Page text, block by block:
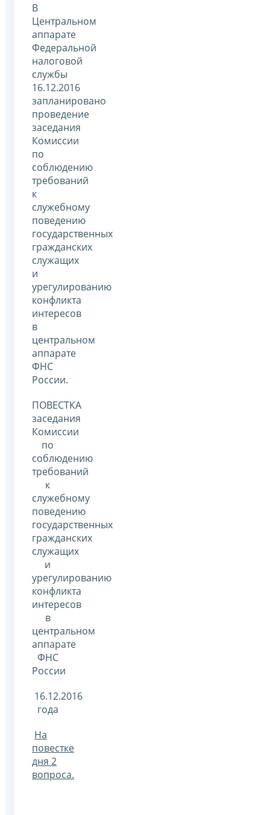
В
Центральном
аппарате
Федеральной
налоговой
службы
16.12.2016
запланировано
проведение
заседания
Комиссии
по
соблюдению
требований
к
служебному
поведению
государственных
гражданских
служащих
и
урегулированию
конфликта
интересов
в
центральном
аппарате
ФНС
России.
ПОВЕСТКА
заседания
Комиссии
по
соблюдению
требований
к
служебному
поведению
государственных
гражданских
служащих
и
урегулированию
конфликта
интересов
в
центральном
аппарате
ФНС
России
16.12.2016
года
На
повестке
дня 2
вопроса.